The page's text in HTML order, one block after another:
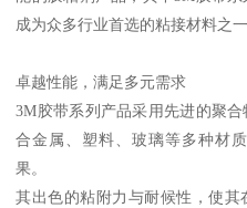
成为众多行业首选的粘接材料之一
卓越性能，满足多元需求
3M胶带系列产品采用先进的聚
合金属、塑料、玻璃等多种材
果。
其出色的粘附力与耐候性，使其